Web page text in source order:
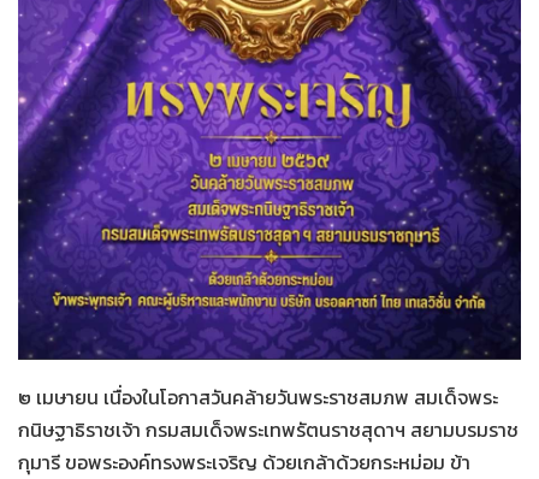
03-04-2569 ทั่วไป
๒ เมษายน เนื่องในโอกาสวันคล้ายวันพระราชสมภพ สมเด็จพระ
กนิษฐาธิราชเจ้า กรมสมเด็จพระเทพรัตนราชสุดาฯ สยามบรมราช
กุมารี ขอพระองค์ทรงพระเจริญ ด้วยเกล้าด้วยกระหม่อม ข้า